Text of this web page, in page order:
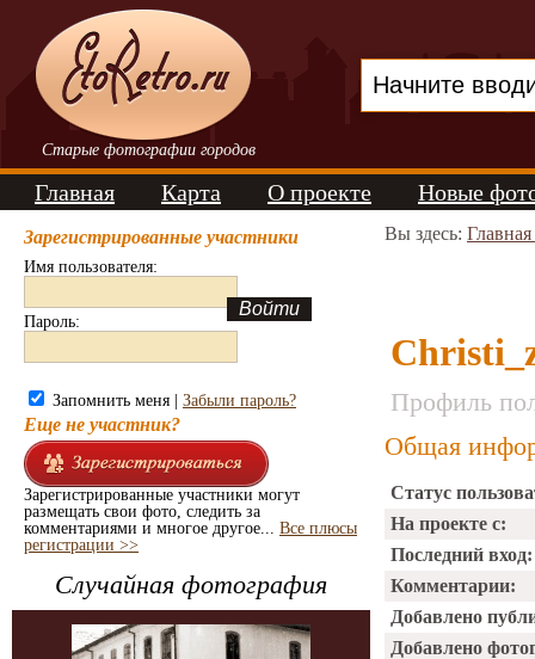
Старые фотографии городов
Главная Карта О проекте Новые
Зарегистрированные участники
Имя пользователя:
Пароль:
Запомнить меня | Забыли пароль?
Еще не участник?
Зарегистрированные участники могут
размещать свои фото, следить за
комментариями и многое другое... Все плюсы
регистрации >>
Случайная фотография
Вы здесь:
Профиль
Общая
Статус
На проекте с:
Последний вход:
Комментарии:
Добавлено
Добавлено